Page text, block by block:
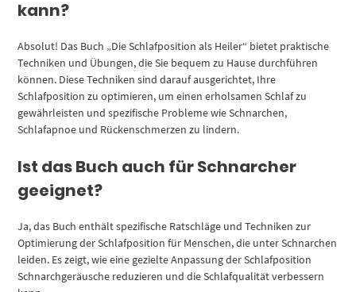
kann?
Absolut! Das Buch „Die Schlafposition als Heiler“ bietet praktische
Techniken und Übungen, die Sie bequem zu Hause durchführen
können. Diese Techniken sind darauf ausgerichtet, Ihre
Schlafposition zu optimieren, um einen erholsamen Schlaf zu
gewährleisten und spezifische Probleme wie Schnarchen,
Schlafapnoe und Rückenschmerzen zu lindern.
Ist das Buch auch für Schnarcher
geeignet?
Ja, das Buch enthält spezifische Ratschläge und Techniken zur
Optimierung der Schlafposition für Menschen, die unter Schnarchen
leiden. Es zeigt, wie eine gezielte Anpassung der Schlafposition
Schnarchgeräusche reduzieren und die Schlafqualität verbessern